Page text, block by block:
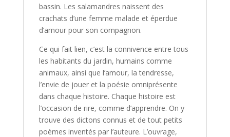
bassin. Les salamandres naissent des
crachats d’une femme malade et éperdue
d’amour pour son compagnon.
Ce qui fait lien, c’est la connivence entre tous
les habitants du jardin, humains comme
animaux, ainsi que l’amour, la tendresse,
l’envie de jouer et la poésie omniprésente
dans chaque histoire. Chaque histoire est
l’occasion de rire, comme d’apprendre. On y
trouve des dictons connus et de tout petits
poèmes inventés par l’auteure. L’ouvrage,